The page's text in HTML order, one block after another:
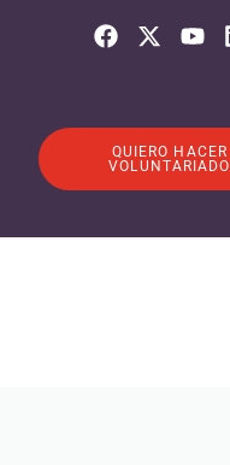
QUIERO HACER
VOLUNTARIADO